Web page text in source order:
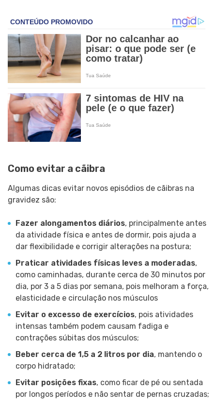
Como evitar a cãibra
Algumas dicas evitar novos episódios de cãibras na
gravidez são:
Fazer alongamentos diários, principalmente antes
da atividade física e antes de dormir, pois ajuda a
dar flexibilidade e corrigir alterações na postura;
Praticar atividades físicas leves a moderadas,
como caminhadas, durante cerca de 30 minutos por
dia, por 3 a 5 dias por semana, pois melhoram a força,
elasticidade e circulação nos músculos
Evitar o excesso de exercícios, pois atividades
intensas também podem causam fadiga e
contrações súbitas dos músculos;
Beber cerca de 1,5 a 2 litros por dia, mantendo o
corpo hidratado;
Evitar posições fixas, como ficar de pé ou sentada
por longos períodos e não sentar de pernas cruzadas;